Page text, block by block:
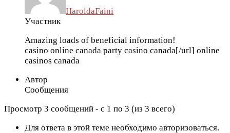
HaroldaFaini
Участник
Amazing loads of beneficial information!
casino online canada party casino canada[/url] online
casinos canada
Автор
Сообщения
Просмотр 3 сообщений - с 1 по 3 (из 3 всего)
Для ответа в этой теме необходимо авторизоваться.